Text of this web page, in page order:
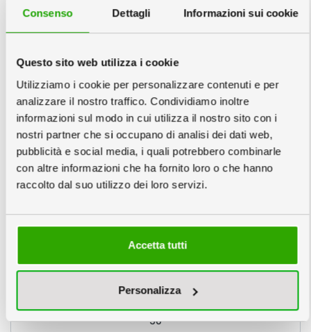
Consenso Dettagli Informazioni sui cookie
Questo sito web utilizza i cookie
Utilizziamo i cookie per personalizzare contenuti e per
analizzare il nostro traffico. Condividiamo inoltre
informazioni sul modo in cui utilizza il nostro sito con i
nostri partner che si occupano di analisi dei dati web,
pubblicità e social media, i quali potrebbero combinarle
con altre informazioni che ha fornito loro o che hanno
raccolto dal suo utilizzo dei loro servizi.
Accetta tutti
Personalizza
Plastificazione:
info
Imballo:
singolarmente
3 Scegli la quantità e la data info
Copie